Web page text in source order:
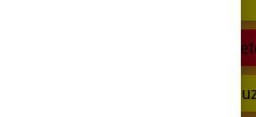
3. Ne jucă, și învățăm- jocuri
4. Cântăm și ne distrăm- joc